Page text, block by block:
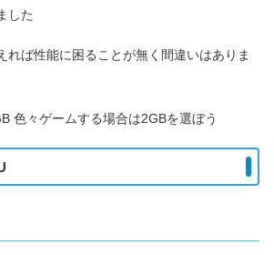
した
れば性能に困ることが無く間違いはありま
色々ゲームする場合は2GBを選ぼう